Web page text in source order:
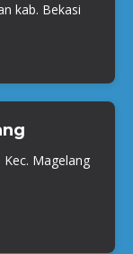
kab. Bekasi
Magelang